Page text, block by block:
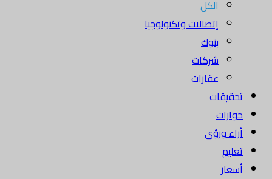
الكل
إتصالات وتكنولوجيا
بنوك
شركات
عقارات
تحقيقات
حوارات
أراء ورؤى
تعليم
أسعار